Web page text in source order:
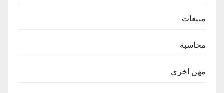
مبيعات
محاسبة
مهن اخرى